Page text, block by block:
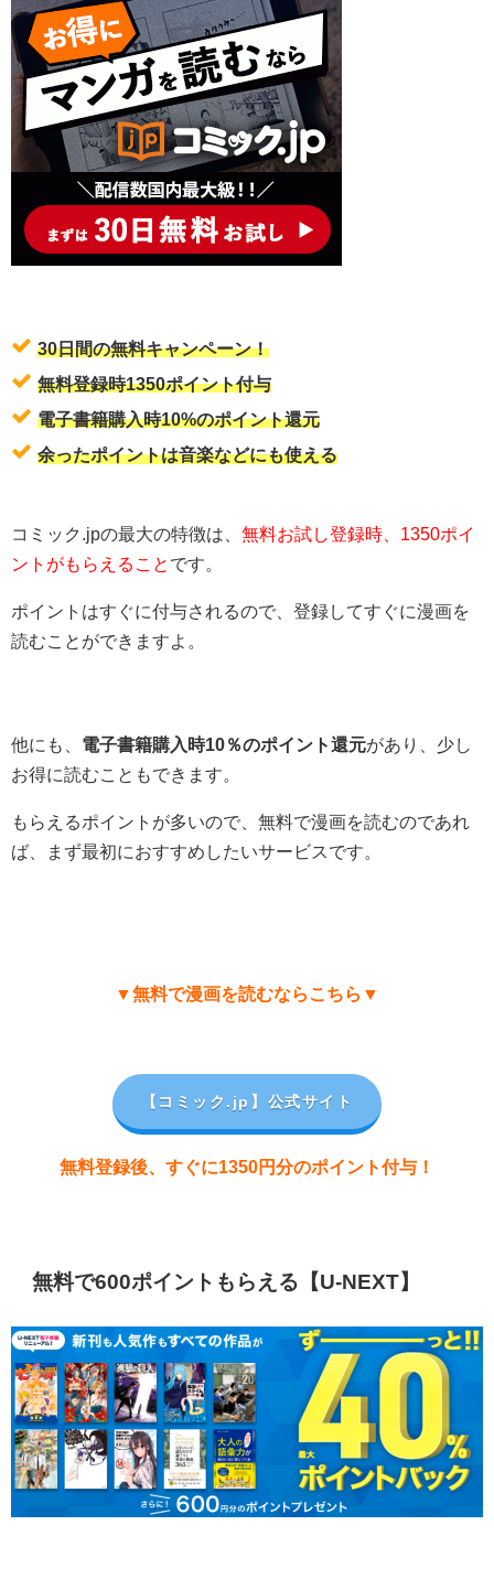
30日間の無料キャンペーン！
無料登録時1350ポイント付与
電子書籍購入時10%のポイント還元
余ったポイントは音楽などにも使える
コミック.jpの最大の特徴は、 無料お試し登録時、1350ポイ
ントがもらえること です。
ポイントはすぐに付与されるので、登録してすぐに漫画を
読むことができますよ。
他にも、 電子書籍購入時10％のポイント還元があり、少し
お得に読むこともできます。
もらえるポイントが多いので、無料で漫画を読むのであれ
ば、まず最初におすすめしたいサービスです。
▼無料で漫画を読むならこちら▼
【コミック.jp 】公式サイト
無料登録後、すぐに1350円分のポイント付与！
無料で600ポイントもらえる【U-NEXT】